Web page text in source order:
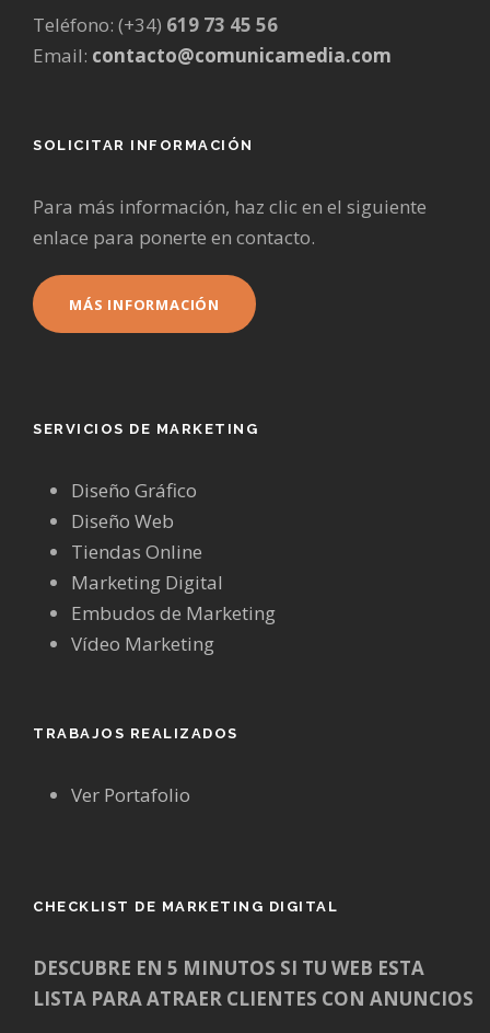
Teléfono: (+34) 619 73 45 56
Email: contacto@comunicamedia.com
SOLICITAR INFORMACIÓN
Para más información, haz clic en el siguiente
enlace para ponerte en contacto.
MÁS INFORMACIÓN
SERVICIOS DE MARKETING
Diseño Gráfico
Diseño Web
Tiendas Online
Marketing Digital
Embudos de Marketing
Vídeo Marketing
TRABAJOS REALIZADOS
Ver Portafolio
CHECKLIST DE MARKETING DIGITAL
DESCUBRE EN 5 MINUTOS SI TU WEB ESTA
LISTA PARA ATRAER CLIENTES CON ANUNCIOS